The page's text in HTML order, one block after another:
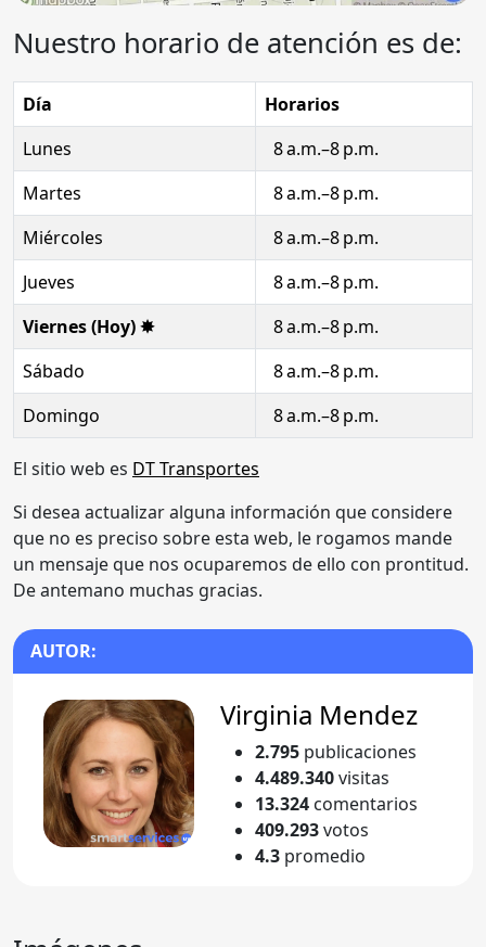
Nuestro horario de atención es de:
Día
Horarios
Lunes
8 a.m.–8 p.m.
Martes
8 a.m.–8 p.m.
Miércoles
8 a.m.–8 p.m.
Jueves
8 a.m.–8 p.m.
Viernes (Hoy) ✸
8 a.m.–8 p.m.
Sábado
8 a.m.–8 p.m.
Domingo
8 a.m.–8 p.m.
El sitio web es DT Transportes
Si desea actualizar alguna información que considere
que no es preciso sobre esta web, le rogamos mande
un mensaje que nos ocuparemos de ello con prontitud.
De antemano muchas gracias.
AUTOR:
Virginia Mendez
2.795 publicaciones
4.489.340visitas
13.324 comentarios
409.293votos
4.3 promedio